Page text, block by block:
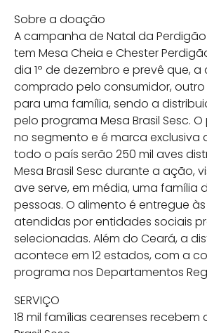
Sobre a doação
A campanha de Natal da Perdigão
tem Mesa Cheia e Chester
dia 1º de dezembro e prevê que,
comprado pelo consumidor,
para uma família, sendo a
pelo programa Mesa Brasil Sesc.
no segmento e é marca exclusiva
todo o país serão 250 mil aves
Mesa Brasil Sesc durante a ação,
ave serve, em média, uma família
pessoas. O alimento é entregue
atendidas por entidades sociais
selecionadas. Além do Ceará, a
acontece em 12 estados, com a
programa nos Departamentos
SERVIÇO
18 mil famílias cearenses